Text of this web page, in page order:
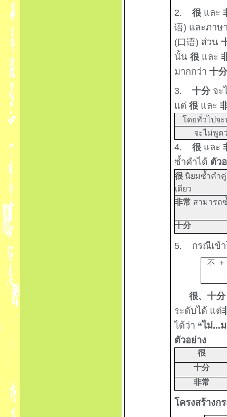
2.很 และ
语) และภาษ
(口语) ส่วน
นั้น 很 และ
มากกว่า 十
3.十分 จะ
แต่ 很 และ
โดยทั่วไปจ
จะไม่พูด
4.很 และ
ซ้ำคำได้ ตัว
很 นิยมซ้ำคำ
เดียว
非常 สามารถ
十分
5. กรณีเข้
不 +
很、十分
ระดับได้ แต่
ได้ว่า “ไม่...
ตัวอย่าง
很
十分
非常
โครงสร้างก